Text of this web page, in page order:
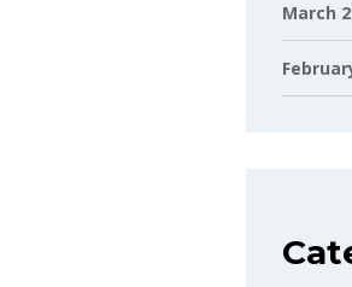
March